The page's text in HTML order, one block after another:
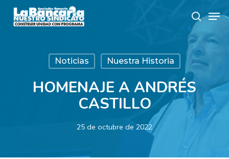
main
search
Noticias Nuestra Historia
HOMENAJE A ANDRÉS
CASTILLO
25 de octubre de 2022